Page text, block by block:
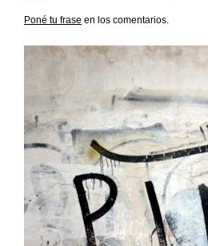
Poné tu frase en los comentarios.